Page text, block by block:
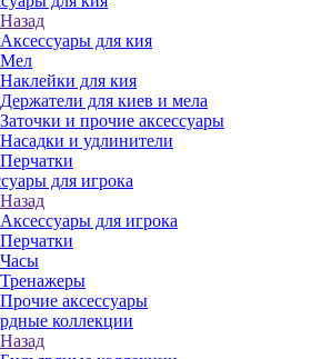
Назад
Аксессуары для кия
Мел
Наклейки для кия
Держатели для киев и мела
Заточки и прочие аксессуары
Насадки и удлинители
Перчатки
для игрока
Назад
Аксессуары для игрока
Перчатки
Часы
Тренажеры
Прочие аксессуары
коллекции
Назад